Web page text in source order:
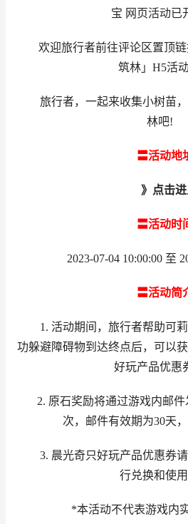
宝 网页活动已
欢迎旅行者前往评论区置顶链
筑林」H5活动
旅行者，一起来收集小树苗，
林吧!
〓活动地
》点击
〓活动时
2023-07-04 10:00:00 至
〓活动简
1. 活动期间，旅行者帮助可莉
功躲避障碍物到达终点后，可以
好玩产品优惠
2. 原石奖励将通过游戏内邮件
次，邮件有效期为30天
3. 晨光奇只好玩产品优惠券请
行兑换和使用
*本活动不代表游戏内实